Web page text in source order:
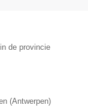
de provincie
(Antwerpen)